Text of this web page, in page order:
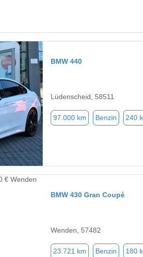
BMW 440
Lüdenscheid, 58511
97.000 km Benzin 240
BMW 430 Gran Coupé
Wenden, 57482
23.721 km Benzin 180